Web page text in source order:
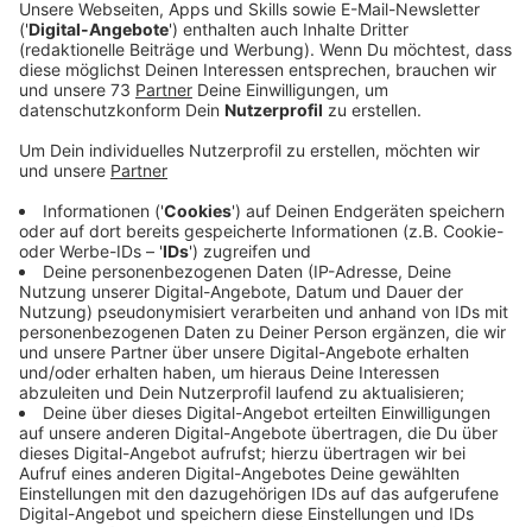
Einzugstermin. Denn hier kommt alles zusammen, was
das Thema Sicherheit rund um die EM angeht.
Anzeige
Das ist das IPCC
Anzeige
Die Europameisterschaft in Deutschland wird vom 14.
Juni bis 14. Juli ausgetragen. Und weil die Lage vor
dem Start schon als "angespannt" gilt, setzen
Verantwortliche auf das IPCC in Neuss. Dort sollen
während der EM unter der Leitung von NRW wichtige